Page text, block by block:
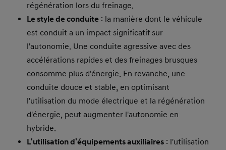
régénération lors du freinage.
Le style de conduite : la manière dont le véhicule
est conduit a un impact significatif sur
l'autonomie. Une conduite agressive avec des
accélérations rapides et des freinages brusques
consomme plus d'énergie. En revanche, une
conduite douce et stable, en optimisant
l'utilisation du mode électrique et la régénération
d'énergie, peut augmenter l'autonomie en
hybride.
L'utilisation d'équipements auxiliaires : l'utilisation